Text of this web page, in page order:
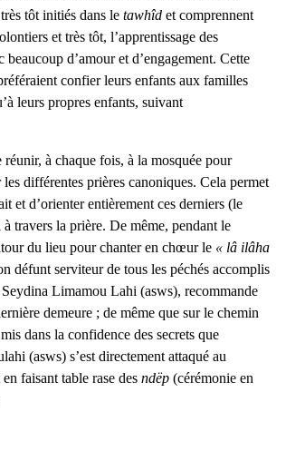
tôt initiés dans le tawhîd et comprennent
et très tôt, l’apprentissage des
d’amour et d’engagement. Cette
confier leurs enfants aux familles
leurs propres enfants, suivant
à chaque fois, à la mosquée pour
différentes prières canoniques. Cela permet
et d’orienter entièrement ces derniers (le
travers la prière. De même, pendant le
du lieu pour chanter en chœur le « lâ ilâha
défunt serviteur de tous les péchés accomplis
Limamou Lahi (asws), recommande
demeure ; de même que sur le chemin
dans la confidence des secrets que
(asws) s’est directement attaqué au
en faisant table rase des ndëp (cérémonie en